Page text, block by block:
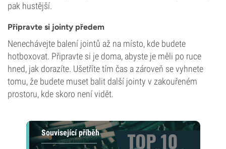
pak hustější.
Připravte si jointy předem
Nenechávejte balení jointů až na místo, kde budete
hotboxovat. Připravte si je doma, abyste je měli po ruce
hned, jak dorazíte. Ušetříte tím čas a zároveň se vyhnete
tomu, že budete muset balit další jointy v zakouřeném
prostoru, kde skoro není vidět.
Související příběh